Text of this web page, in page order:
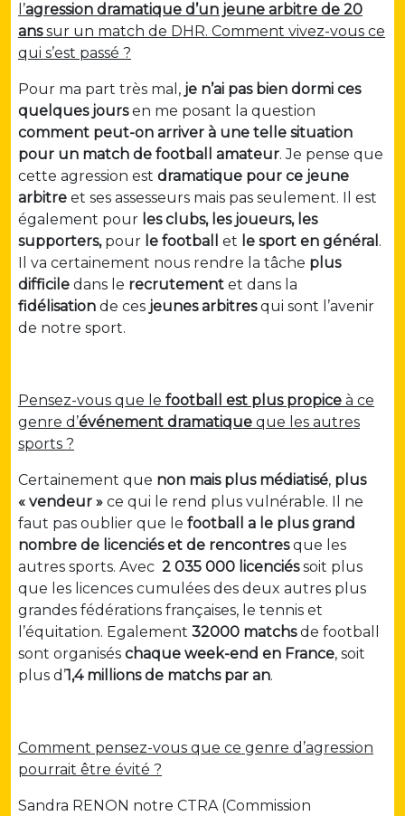
l’agression dramatique d’un jeune arbitre de 20
anssur un match de DHR. Comment vivez-vous ce
qui s’est passé ?
Pour ma part très mal, je n’ai pas bien dormi ces
quelques joursen me posant la question
comment peut-on arriver à une telle situation
pour un match de football amateur. Je pense que
cette agression est dramatique pour ce jeune
arbitre et ses assesseurs mais pas seulement. Il est
également pour les clubs, les joueurs, les
supporters,pour le football et le sport en général .
Il va certainement nous rendre la tâche plus
difficile dans le recrutement et dans la
fidélisation de ces jeunes arbitresqui sont l’avenir
de notre sport.
Pensez-vous que le football est plus propice à ce
genre d’événement dramatique que les autres
sports ?
Certainement que non mais plus médiatisé, plus
« vendeur » ce qui le rend plus vulnérable. Il ne
faut pas oublier que le football a le plus grand
nombre de licenciés et de rencontresque les
autres sports. Avec 2 035 000 licenciéssoit plus
que les licences cumulées des deux autres plus
grandes fédérations françaises, le tennis et
l’équitation. Egalement 32000 matchsde football
sont organisés chaque week-end en France, soit
plus d’1,4 millions de matchs par an.
Comment pensez-vous que ce genre d’agression
pourrait être évité ?
Sandra RENON notre CTRA (Commission